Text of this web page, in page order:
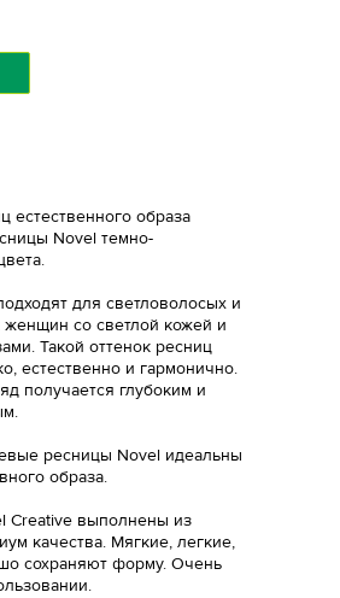
естественного образа
Novel темно-
для светловолосых и
со светлой кожей и
Такой оттенок ресниц
естественно и гармонично.
получается глубоким и
ресницы Novel идеальны
образа.
Creative выполнены из
качества. Мягкие, легкие,
сохраняют форму. Очень